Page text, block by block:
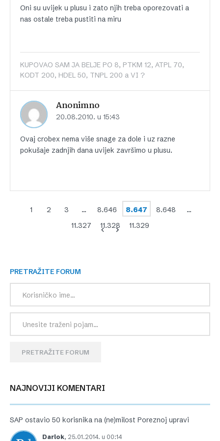
Oni su uvijek u plusu i zato njih treba oporezovati a
nas ostale treba pustiti na miru
KUPOVAO SAM JA BELJE PO 8, PTKM 12, ATPL 70,
KODT 200, HDEL 50, TNPL 200 a VI ?
Anonimno
20.08.2010. u 15:43
Ovaj crobex nema više snage za dole i uz razne
pokušaje zadnjih dana uvijek završimo u plusu.
1 2 3 … 8.646 8.647 8.648
…
11.327
11.328 11.329
PRETRAŽITE FORUM
PRETRAŽITE FORUM
NAJNOVIJI KOMENTARI
SAP ostavio 50 korisnika na (ne)milost Poreznoj upravi
Darlok, 25.01.2014. u 00:14